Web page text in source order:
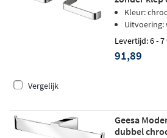
Kleur:
Uitvoering:
Levertijd: 6 -
91,89
Vergelijk
Geesa
dubbel